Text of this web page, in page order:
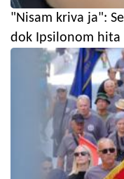
"Nisam kriva ja":
dok Ipsilonom hita